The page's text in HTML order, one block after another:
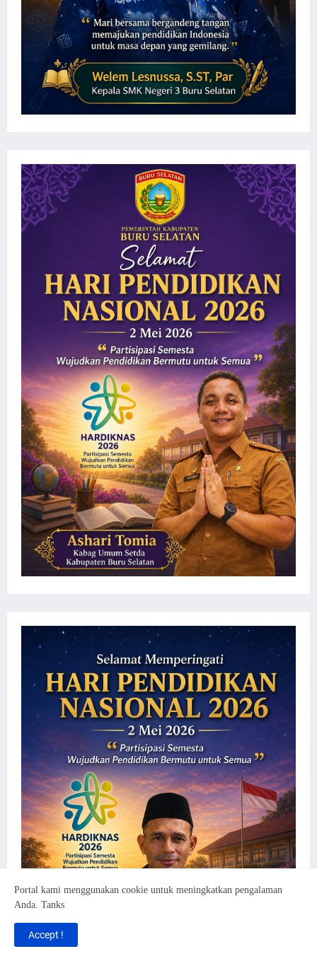
Portal kami menggunakan cookie untuk meningkatkan pengalaman
Anda. Tanks
Accept !